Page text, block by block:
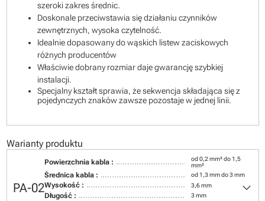
szeroki zakres średnic.
Doskonale przeciwstawia się działaniu czynników
zewnętrznych, wysoka czytelność.
Idealnie dopasowany do wąskich listew zaciskowych
różnych producentów
Właściwie dobrany rozmiar daje gwarancję szybkiej
instalacji.
Specjalny kształt sprawia, że sekwencja składająca się z
pojedynczych znaków zawsze pozostaje w jednej linii.
Warianty produktu
PA-02
Powierzchnia kabla :
od 0,2 mm² do 1,5
mm²
Średnica kabla : od 1,3 mm do 3 mm
Wysokość : 3,6 mm
Długość : 3 mm keyboard_arrow_down